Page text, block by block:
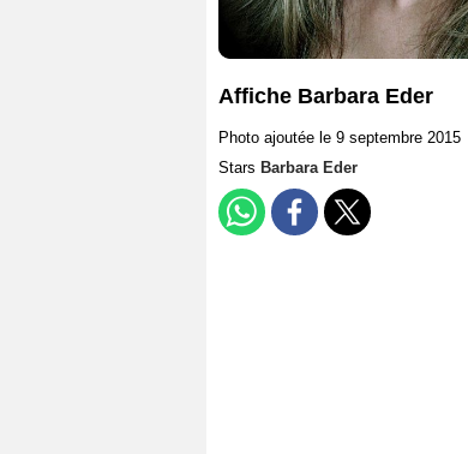
Affiche Barbara Eder
Photo ajoutée le 9 septembre 2015
Stars Barbara Eder